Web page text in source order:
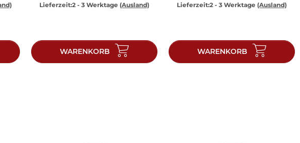
Lieferzeit:2 - 3 Werktage (Ausland)
WARENKORB
Lieferzeit:2 - 3 Werktage (Ausland)
WARENKORB